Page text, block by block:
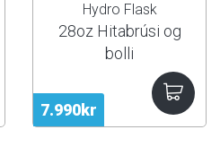
7.990kr
Hydro Flask
28oz Hitabrúsi og
bolli